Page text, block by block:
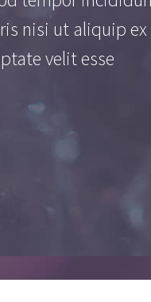
nisi ut aliquip
velit esse